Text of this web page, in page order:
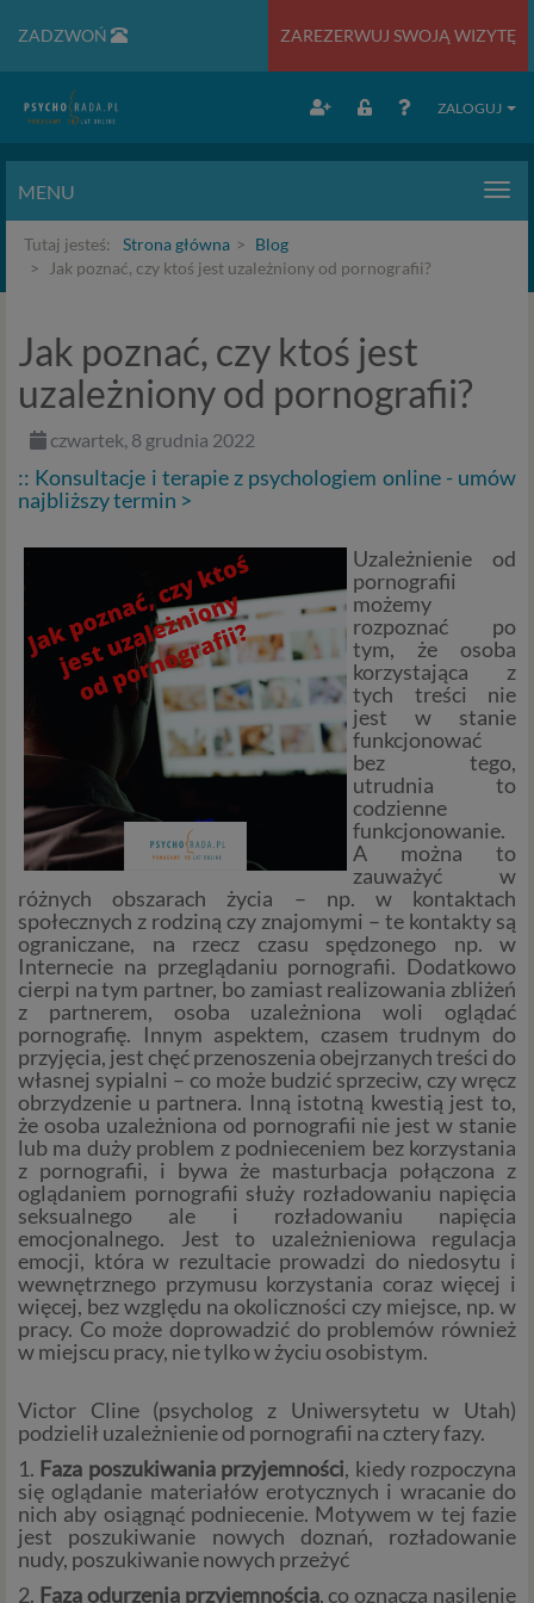
ZADZWOŃ ZAREZERWUJ SWOJĄ WIZYTĘ
ZALOGUJ
MENU
Tutaj jesteś: Strona główna
Blog
Jak poznać, czy ktoś jest uzależniony od pornografii?
Jak poznać, czy ktoś jest
uzależniony od pornografii?
czwartek, 8 grudnia 2022
:: Konsultacje i terapie z psychologiem online - umów
najbliższy termin >
Uzależnienie od
pornografii
możemy
rozpoznać po
tym, że osoba
korzystająca z
tych treści nie
jest w stanie
funkcjonować
bez tego,
utrudnia to
codzienne
funkcjonowanie.
A można to
zauważyć w
różnych obszarach życia – np. w kontaktach
społecznych z rodziną czy znajomymi – te kontakty są
ograniczane, na rzecz czasu spędzonego np. w
Internecie na przeglądaniu pornografii. Dodatkowo
cierpi na tym partner, bo zamiast realizowania zbliżeń
z partnerem, osoba uzależniona woli oglądać
pornografię. Innym aspektem, czasem trudnym do
przyjęcia, jest chęć przenoszenia obejrzanych treści do
własnej sypialni – co może budzić sprzeciw, czy wręcz
obrzydzenie u partnera. Inną istotną kwestią jest to,
że osoba uzależniona od pornografii nie jest w stanie
lub ma duży problem z podnieceniem bez korzystania
z pornografii, i bywa że masturbacja połączona z
oglądaniem pornografii służy rozładowaniu napięcia
seksualnego ale i rozładowaniu napięcia
emocjonalnego. Jest to uzależnieniowa regulacja
emocji, która w rezultacie prowadzi do niedosytu i
wewnętrznego przymusu korzystania coraz więcej i
więcej, bez względu na okoliczności czy miejsce, np. w
pracy. Co może doprowadzić do problemów również
w miejscu pracy, nie tylko w życiu osobistym.
Victor Cline (psycholog z Uniwersytetu w Utah)
podzielił uzależnienie od pornografii na cztery fazy.
1. Faza poszukiwania przyjemności, kiedy rozpoczyna
się oglądanie materiałów erotycznych i wracanie do
nich aby osiągnąć podniecenie. Motywem w tej fazie
jest poszukiwanie nowych doznań, rozładowanie
nudy, poszukiwanie nowych przeżyć
2. Faza odurzenia przyjemnością, co oznacza nasilenie